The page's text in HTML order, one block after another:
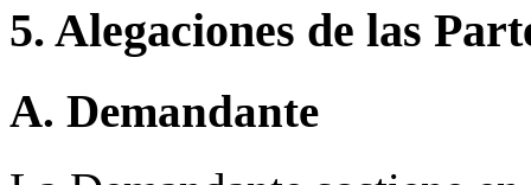
5. Alegaciones de las
A. Demandante